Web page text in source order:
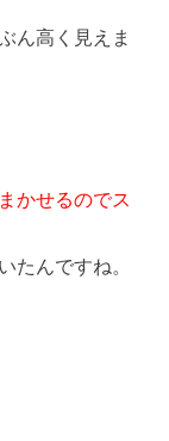
ん高く見えま
かせるのでス
たんですね。